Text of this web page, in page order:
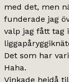
med det, men
funderade jag
valp jag fått tag
Det som har
Haha.
Vinkade hejdå